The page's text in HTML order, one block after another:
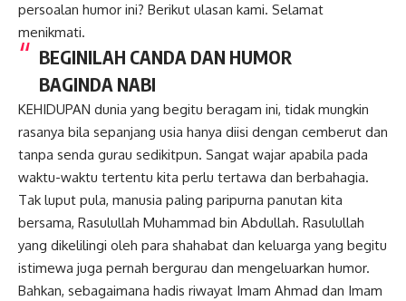
persoalan humor ini? Berikut ulasan kami. Selamat
menikmati.
BEGINILAH CANDA DAN HUMOR
BAGINDA NABI
KEHIDUPAN dunia yang begitu beragam ini, tidak mungkin
rasanya bila sepanjang usia hanya diisi dengan cemberut dan
tanpa senda gurau sedikitpun. Sangat wajar apabila pada
waktu-waktu tertentu kita perlu tertawa dan berbahagia.
Tak luput pula, manusia paling paripurna panutan kita
bersama, Rasulullah Muhammad bin Abdullah. Rasulullah
yang dikelilingi oleh para shahabat dan keluarga yang begitu
istimewa juga pernah bergurau dan mengeluarkan humor.
Bahkan, sebagaimana hadis riwayat Imam Ahmad dan Imam